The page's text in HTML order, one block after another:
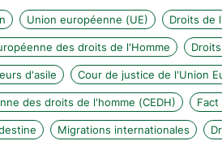
Union européenne (UE) Droits de
des droits de l'Homme
d'asile Cour de justice de l'Union
des droits de l'homme (CEDH) Fact
Migrations internationales